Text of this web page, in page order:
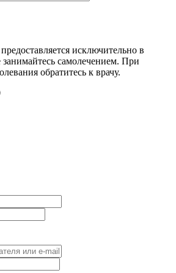
исключительно в
самолечением. При
обратитесь к врачу.